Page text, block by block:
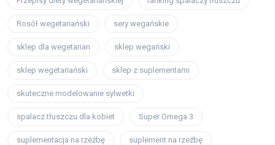
Rosół wegetariański sery wegańskie
sklep dla wegetarian sklep wegański
sklep wegetariański sklep z suplementami
skuteczne modelowanie sylwetki
spalacz tłuszczu dla kobiet Super Omega 3
suplementacja na rzeźbę suplement na rzeźbę